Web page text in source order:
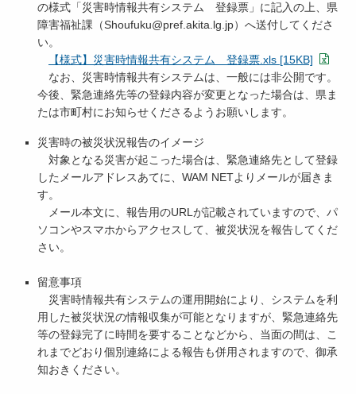
の様式「災害時情報共有システム 登録票」に記入の上、県
障害福祉課（Shoufuku@pref.akita.lg.jp）へ送付してくださ
い。
【様式】災害時情報共有システム 登録票.xls [15KB]
なお、災害時情報共有システムは、一般には非公開です。
今後、緊急連絡先等の登録内容が変更となった場合は、県ま
たは市町村にお知らせくださるようお願いします。
災害時の被災状況報告のイメージ
対象となる災害が起こった場合は、緊急連絡先として登録
したメールアドレスあてに、WAM NETよりメールが届きま
す。
メール本文に、報告用のURLが記載されていますので、パ
ソコンやスマホからアクセスして、被災状況を報告してくだ
さい。
留意事項
災害時情報共有システムの運用開始により、システムを利
用した被災状況の情報収集が可能となりますが、緊急連絡先
等の登録完了に時間を要することなどから、当面の間は、こ
れまでどおり個別連絡による報告も併用されますので、御承
知おきください。